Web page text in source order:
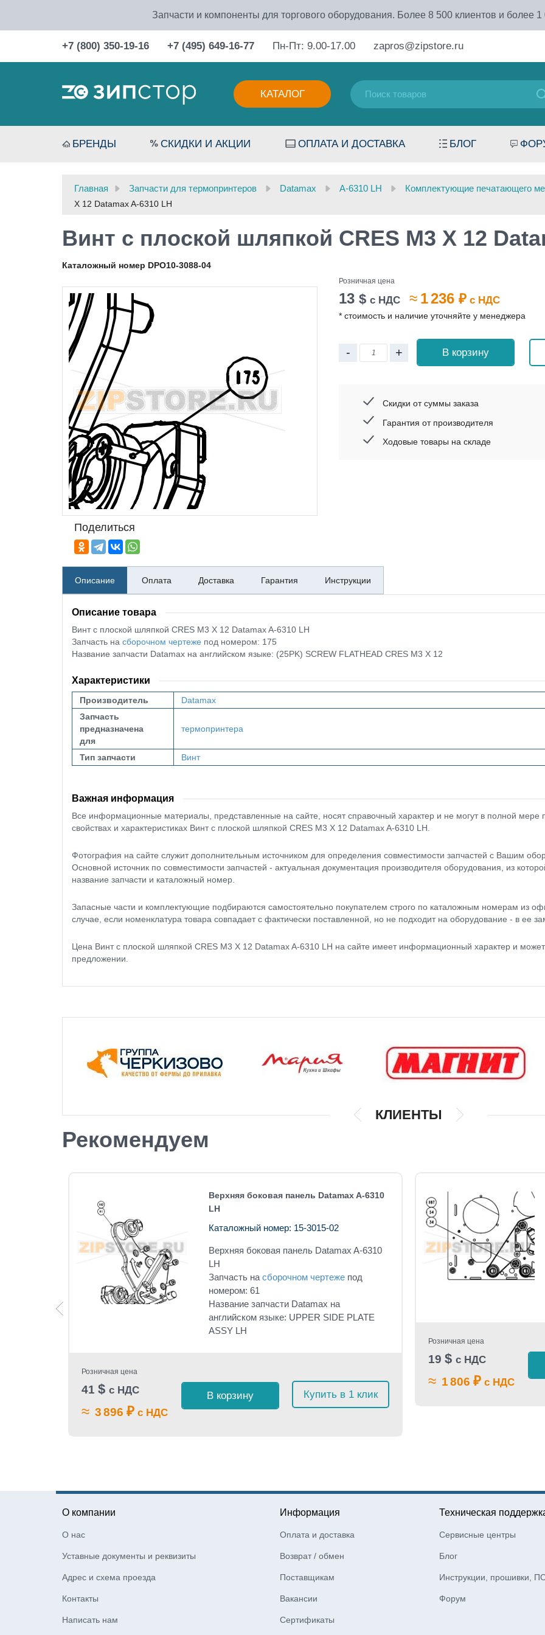
Запчасти и компоненты для торгового оборудования. Более 8 500 клиентов и более
+7 (800) 350-19-16 +7 (495) 649-16-77 Пн-Пт: 9.00-17.00 zapros@zipstore.ru
КАТАЛОГ
БРЕНДЫ СКИДКИ И АКЦИИ ОПЛАТА И ДОСТАВКА БЛОГ
Главная Запчасти для термопринтеров Datamax A-6310 LH Комплектующие печатающего
X 12 Datamax A-6310 LH
Винт с плоской шляпкой CRES M3 X 12
Каталожный номер DPO10-3088-04
Поделиться
Розничная цена
13 $ с НДС ≈ 1 236 ₽ с НДС
* стоимость и наличие уточняйте у менеджера
- + В корзину
Скидки от суммы заказа
Гарантия от производителя
Ходовые товары на складе
Описание Оплата Доставка Гарантия Инструкции
Описание товара
Винт с плоской шляпкой CRES M3 X 12 Datamax A-6310 LH
Запчасть на сборочном чертеже под номером: 175
Название запчасти Datamax на английском языке: (25PK) SCREW FLATHEAD CRES M3 X 12
Характеристики
Производитель
Datamax
Запчасть
предназначена
для
термопринтера
Тип запчасти Винт
Важная информация
Все информационные материалы, представленные на сайте, носят справочный характер и не могут в полной
свойствах и характеристиках Винт с плоской шляпкой CRES M3 X 12 Datamax A-6310 LH.
Фотография на сайте служит дополнительным источником для определения совместимости запчастей с Вашим
Основной источник по совместимости запчастей - актуальная документация производителя оборудования, из
название запчасти и каталожный номер.
Запасные части и комплектующие подбираются самостоятельно покупателем строго по каталожным номерам из
случае, если номенклатура товара совпадает с фактически поставленной, но не подходит на оборудование - в ее
Цена Винт с плоской шляпкой CRES M3 X 12 Datamax A-6310 LH на сайте имеет информационный характер и
предложении.
КЛИЕНТЫ
Рекомендуем
Верхняя боковая панель Datamax A-6310
LH
Каталожный номер: 15-3015-02
Верхняя боковая панель Datamax A-6310
LH
Запчасть на сборочном чертежепод
номером: 61
Название запчасти Datamax на
английском языке: UPPER SIDE PLATE
ASSY LH
Розничная цена
41 $ с НДС
≈ 3 896 ₽ с НДС
В корзину Купить в 1 клик
Розничная цена
19 $ с НДС
≈ 1 806 ₽ с НДС
О компании
О нас
Уставные документы и реквизиты
Адрес и схема проезда
Контакты
Написать нам
Информация
Оплата и доставка
Возврат / обмен
Поставщикам
Вакансии
Сертификаты
Техническая
Сервисные центры
Блог
Инструкции, прошивки,
Форум